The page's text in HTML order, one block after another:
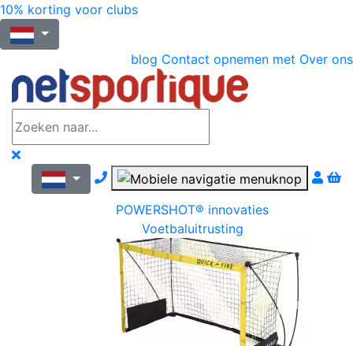
10% korting voor clubs
blog Contact opnemen met Over ons
Nous contacter par téléphone
POWERSHOT® innovaties
Voetbaluitrusting